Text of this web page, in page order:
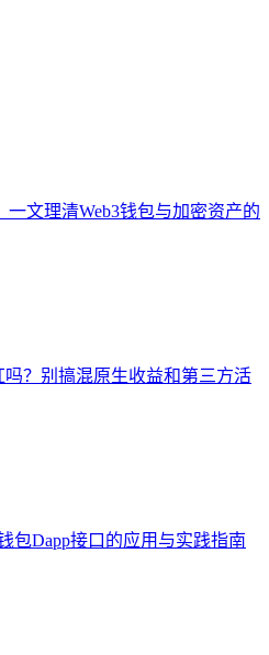
一文理清Web3钱包与加密资产的
？别搞混原生收益和第三方活
包Dapp接口的应用与实践指南